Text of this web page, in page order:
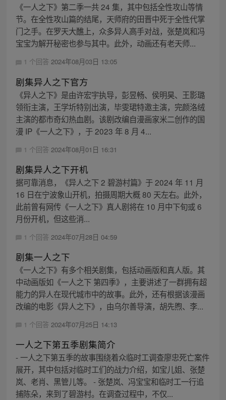
《一人之下》第二季一共 24 集，其中包括全性攻山等情
节。在全性攻山篇的结尾，天师府的田晋中死于全性代掌
门之手。在罗天大醮上，众多异人高手对战，张楚岚和冯
宝宝为解开秘密也参与其中。此外，动画还有老天师...
1 个回答 2024年08月03日 13:05
剧集异人之下官方
《异人之下》是由许宏宇执导，彭昱畅、侯明昊、王影璐
领衔主演，王学圻特别出演，毕雯珺特邀主演，完颜洛绒
主演的都市奇幻热血剧。该剧改编自漫画家米二创作的国
漫 IP《一人之下》，于 2023 年 8 月 4...
1 个回答 2024年08月01日 16:31
剧集异人之下开机
据可靠消息，《异人之下 2 碧游村篇》于 2024 年 11 月
16 日在宁波象山开机，拍摄周期大概 80 天左右。此外，
此前曾有网传《一人之下》真人剧将在 10 月中下旬或 6
月份开机，但这些消...
1 个回答 2024年07月28日 04:59
剧集一人之下
《一人之下》有多个相关剧集，包括动画版和真人版。其
中动画版如《一人之下 第四季》，主要讲述了一群拥有超
能力的异人在现代城市中的故事。此外，还有根据该漫画
改编的电影《异人之下》，由乌尔善导演，胡先煦、李...
1 个回答 2024年07月25日 14:13
一人之下第五季剧集简介
- 一人之下第五季的故事围绕着众临时工调查廖忠死亡案件
展开，其中包括对临时工们的战力介绍，如宝儿姐、张楚
岚、老肖、黑管儿等。 - 张楚岚、冯宝宝和临时工一行追
捕陈朵，来到了碧游村。在调查过程中，不仅...